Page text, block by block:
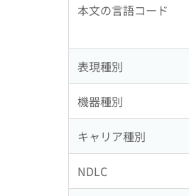
本文の言語コード
表現種別
機器種別
キャリア種別
NDLC